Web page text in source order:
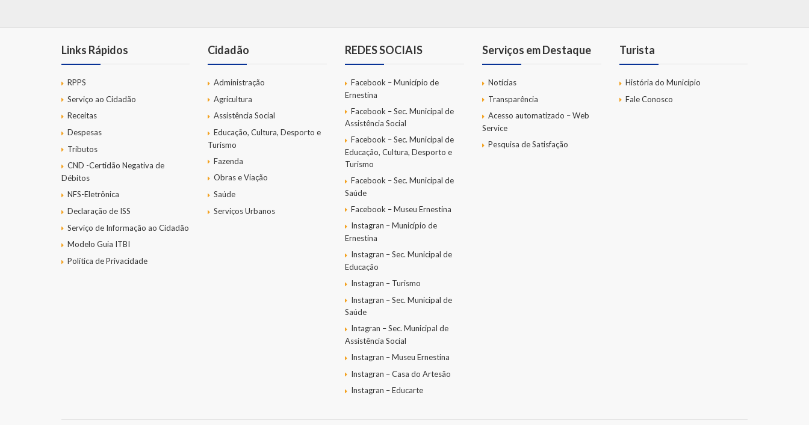
Links Rápidos
RPPS
Serviço ao Cidadão
Receitas
Despesas
Tributos
CND -Certidão Negativa de
Débitos
NFS-Eletrônica
Declaração de ISS
Serviço de Informação ao Cidadão
Modelo Guia ITBI
Política de Privacidade
Cidadão
Administração
Agricultura
Assistência Social
Educação, Cultura, Desporto e
Turismo
Fazenda
Obras e Viação
Saúde
Serviços Urbanos
REDES SOCIAIS
Facebook – Município de
Ernestina
Facebook – Sec. Municipal de
Assistência Social
Facebook – Sec. Municipal de
Educação, Cultura, Desporto e
Turismo
Facebook – Sec. Municipal de
Saúde
Facebook – Museu Ernestina
Instagran – Município de
Ernestina
Instagran – Sec. Municipal de
Educação
Instagran – Turismo
Instagran – Sec. Municipal de
Saúde
Intagran – Sec. Municipal de
Assistência Social
Instagran – Museu Ernestina
Instagran – Casa do Artesão
Instagran – Educarte
Serviços em Destaque
Notícias
Transparência
Acesso automatizado – Web
Service
Pesquisa de Satisfação
Turista
História do Município
Fale Conosco